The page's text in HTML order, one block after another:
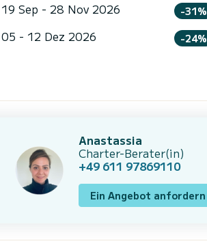
19 Sep - 28 Nov 2026 -31%
05 - 12 Dez 2026 -24%
Anastassia
Charter-Berater(in)
+49 611 97869110
Ein Angebot anfordern